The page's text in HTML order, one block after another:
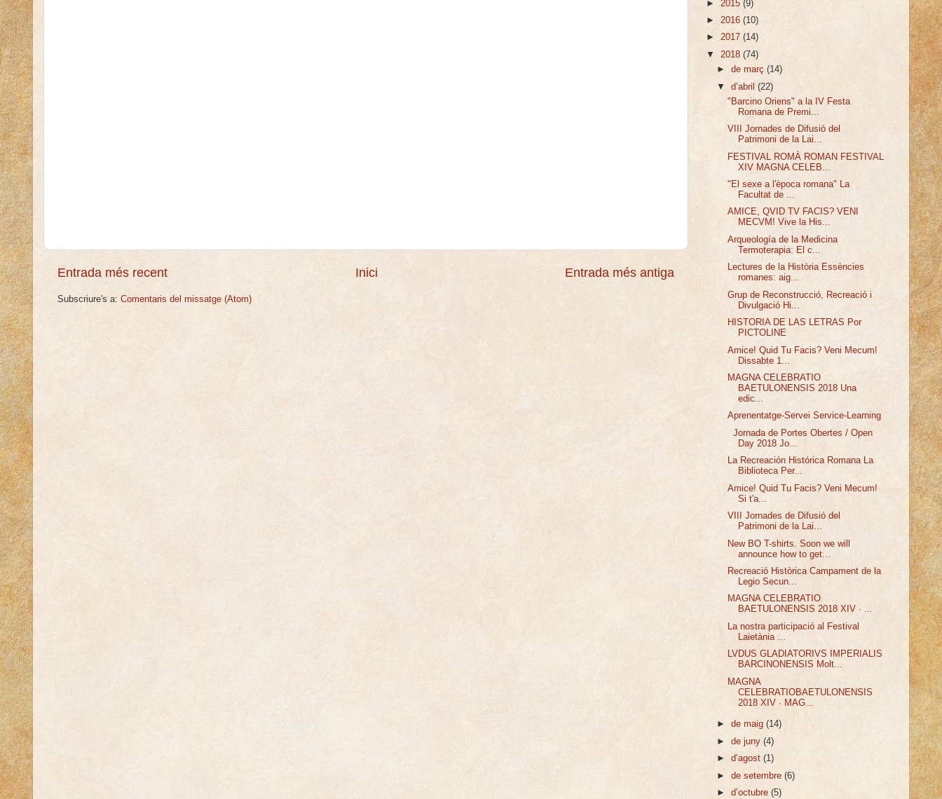
Entrada més recent Entrada més antiga
Inici
Subscriure's a: Comentaris del missatge (Atom)
► 2015 (9)
► 2016 (10)
► 2017 (14)
▼ 2018 (74)
►de març(14)
▼d’abril(22)
"Barcino Oriens" a la IV Festa
Romana de Premi...
VIII Jornades de Difusió del
Patrimoni de la Lai...
FESTIVAL ROMÀ ROMAN FESTIVAL
XIV MAGNA CELEB...
"El sexe a l'època romana" La
Facultat de ...
AMICE, QVID TV FACIS? VENI
MECVM! Vive la His...
Arqueología de la Medicina
Termoterapia: El c...
Lectures de la Història Essències
romanes: aig...
Grup de Reconstrucció, Recreació i
Divulgació Hi...
HISTORIA DE LAS LETRAS Por
PICTOLINE
Amice! Quid Tu Facis? Veni Mecum!
Dissabte 1...
MAGNA CELEBRATIO
BAETULONENSIS 2018 Una
edic...
Aprenentatge-Servei Service-Learning
Jornada de Portes Obertes / Open
Day 2018 Jo...
La Recreación Histórica Romana La
Biblioteca Per...
Amice! Quid Tu Facis? Veni Mecum!
Si t'a...
VIII Jornades de Difusió del
Patrimoni de la Lai...
New BO T-shirts. Soon we will
announce how to get...
Recreació Històrica Campament de la
Legio Secun...
MAGNA CELEBRATIO
BAETULONENSIS 2018 XIV · ...
La nostra participació al Festival
Laietània ...
LVDUS GLADIATORIVS IMPERIALIS
BARCINONENSIS Molt...
MAGNA
CELEBRATIOBAETULONENSIS
2018 XIV · MAG...
►de maig(14)
►de juny(4)
►d’agost(1)
►de setembre(6)
►d’octubre(5)